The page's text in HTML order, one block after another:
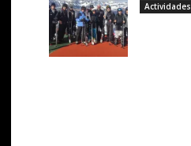
Actividades